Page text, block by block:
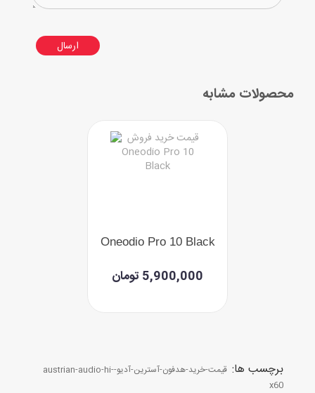
ارسال
محصولات مشابه
Oneodio Pro 10 Black
5,900,000 تومان
برچسب ها:
قیمت-خرید-هدفون-آسترین-آدیو-austrian-audio-hi-
x60